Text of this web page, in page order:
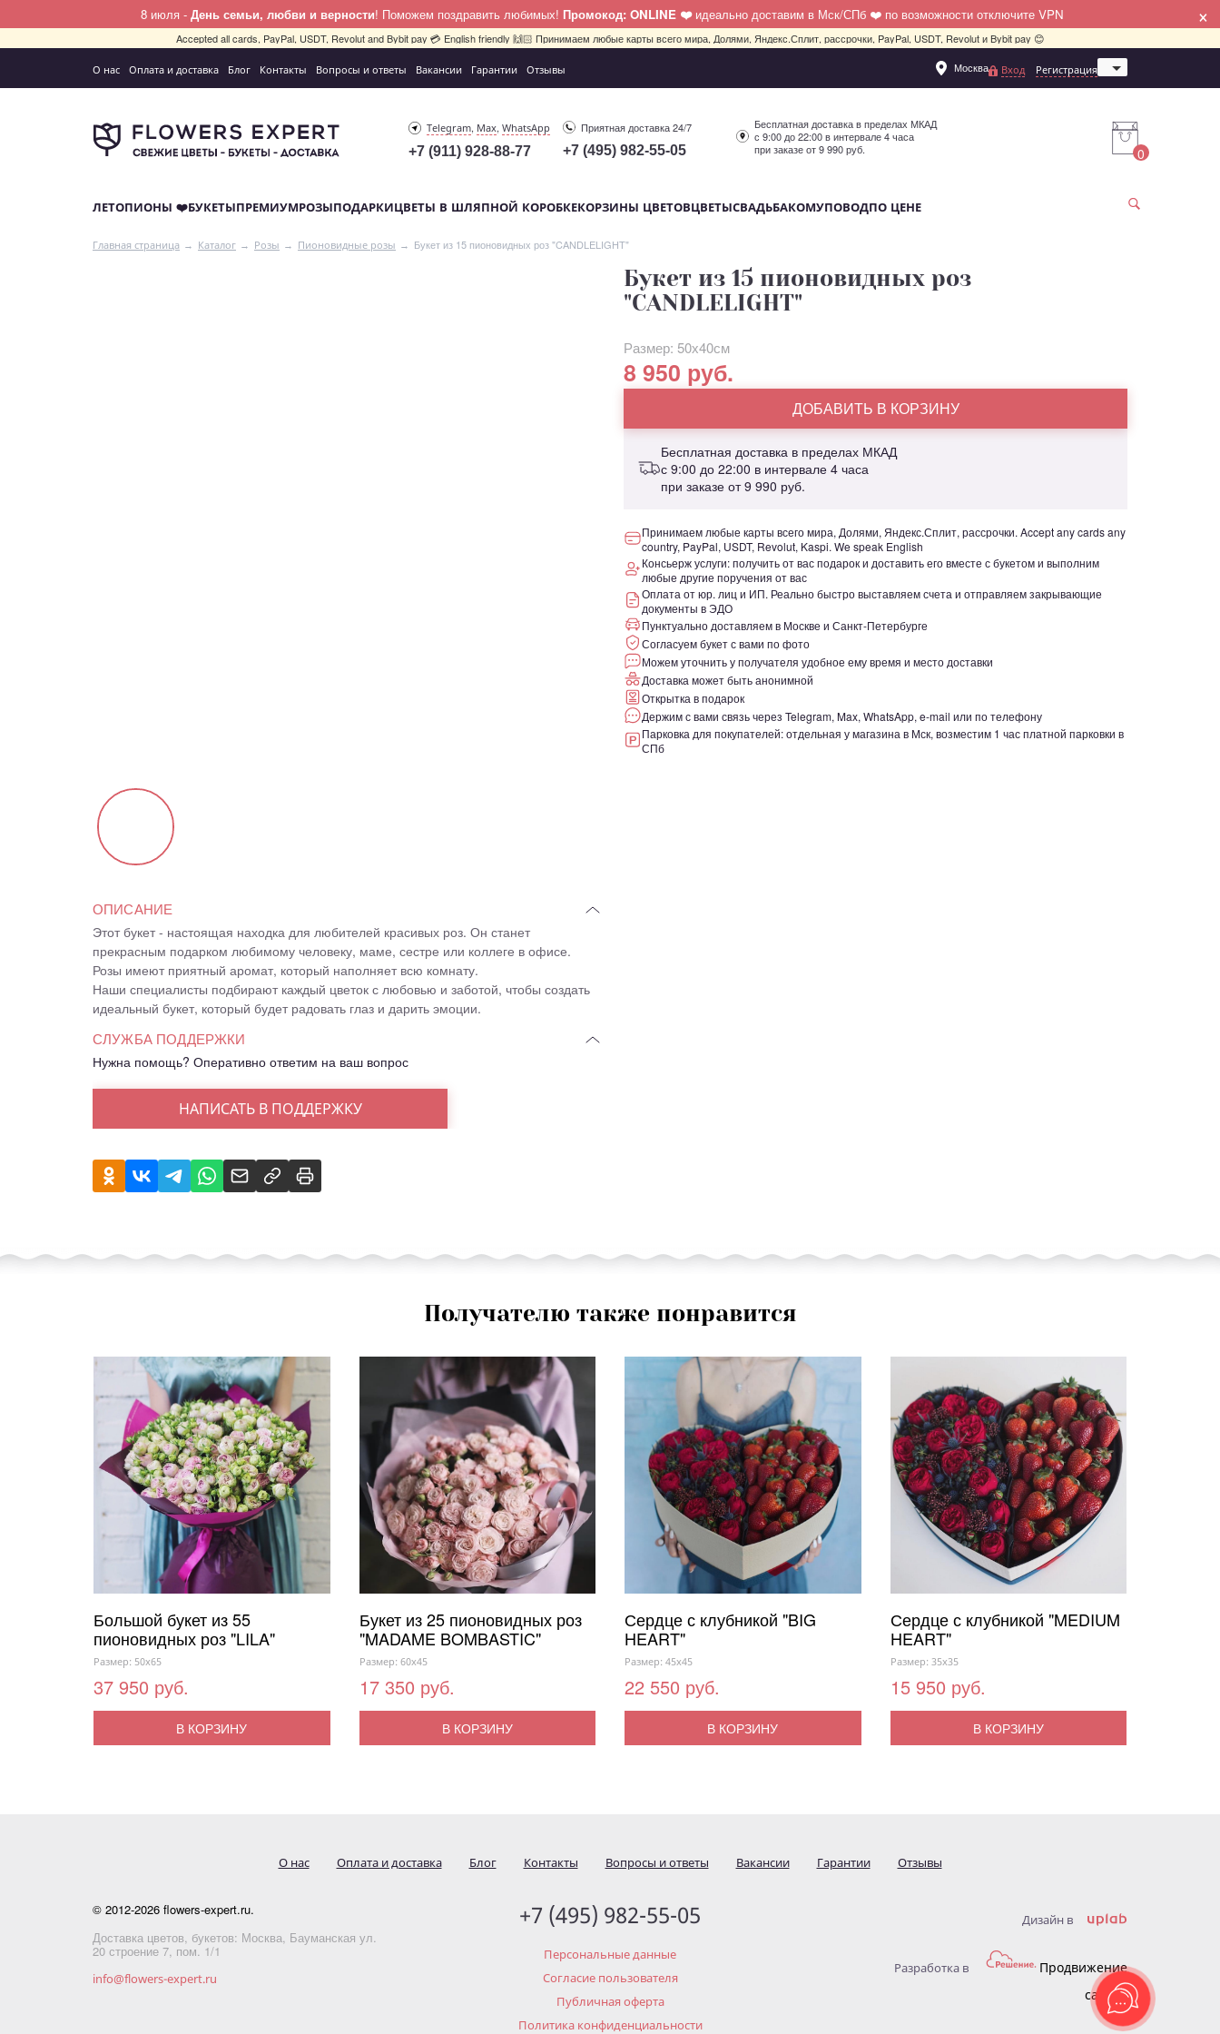
8 июля - День семьи, любви и верности! Поможем поздравить любимых! Промокод: ONLINE ❤️ идеально доставим в Мск/СПб ❤️ по возможности отключите VPN ×
Accepted all cards, PayPal, USDT, Revolut and Bybit pay 💳 English friendly 🙌🏻 Принимаем любые карты всего мира, Долями, Яндекс.Сплит, рассрочки, PayPal, USDT, Revolut и Bybit pay 😊
О нас Оплата и доставка Блог Контакты Вопросы и ответы Вакансии Гарантии Отзывы Москва
Санкт-Петербург
Вход Регистрация
Telegram, Max,WhatsApp
+7 (911) 928-88-77
Приятная доставка 24/7
+7 (495) 982-55-05
Бесплатная доставка в пределах МКАД
с 9:00 до 22:00 в интервале 4 часа
при заказе от 9 990 руб.
0
ЛЕТОПИОНЫ ❤️БУКЕТЫПРЕМИУМРОЗЫПОДАРКИЦВЕТЫ В ШЛЯПНОЙ КОРОБКЕКОРЗИНЫ ЦВЕТОВЦВЕТЫСВАДЬБАКОМУПОВОДПО ЦЕНЕ
Главная страница Каталог Розы Пионовидные розы Букет из 15 пионовидных роз "CANDLELIGHT"
Букет из 15 пионовидных роз
"CANDLELIGHT"
Размер: 50х40см
8 950 руб.
ДОБАВИТЬ В КОРЗИНУ
Бесплатная доставка в пределах МКАД
с 9:00 до 22:00 в интервале 4 часа
при заказе от9 990 руб.
Принимаем любые карты всего мира, Долями, Яндекс.Сплит, рассрочки. Accept any cards any
country, PayPal, USDT, Revolut, Kaspi. We speak English
Консьерж услуги: получить от вас подарок и доставить его вместе с букетом и выполним
любые другие поручения от вас
Оплата от юр. лиц и ИП. Реально быстро выставляем счета и отправляем закрывающие
документы в ЭДО
Пунктуально доставляем в Москве и Санкт-Петербурге
Согласуем букет с вами по фото
Можем уточнить у получателя удобное ему время и место доставки
Доставка может быть анонимной
Открытка в подарок
Держим с вами связь через Telegram, Max, WhatsApp, e-mail или по телефону
Парковка для покупателей: отдельная у магазина в Мск, возместим 1 час платной парковки в
СПб
ОПИСАНИЕ
Этот букет - настоящая находка для любителей красивых роз. Он станет
прекрасным подарком любимому человеку, маме, сестре или коллеге в офисе.
Розы имеют приятный аромат, который наполняет всю комнату.
Наши специалисты подбирают каждый цветок с любовью и заботой, чтобы создать
идеальный букет, который будет радовать глаз и дарить эмоции.
СЛУЖБА ПОДДЕРЖКИ
Нужна помощь? Оперативно ответим на ваш вопрос
НАПИСАТЬ В ПОДДЕРЖКУ
Получателю также понравится
Большой букет из 55
пионовидных роз "LILA"
Размер: 50x65
37 950 руб.
В КОРЗИНУ
Букет из 25 пионовидных роз
"MADAME BOMBASTIC"
Размер: 60x45
17 350 руб.
В КОРЗИНУ
Сердце с клубникой "BIG
HEART"
Размер: 45x45
22 550 руб.
В КОРЗИНУ
Сердце с клубникой "MEDIUM
HEART"
Размер: 35x35
15 950 руб.
В КОРЗИНУ
О нас Оплата и доставка Блог Контакты Вопросы и ответы Вакансии Гарантии Отзывы
© 2012-2026 flowers-expert.ru.
Доставка цветов, букетов: Москва, Бауманская ул.
20 строение 7, пом. 1/1
info@flowers-expert.ru
+7 (495) 982-55-05
Персональные данные
Согласие пользователя
Публичная оферта
Политика конфиденциальности
Дизайн в
Разработка в
Продвижение
сайтов